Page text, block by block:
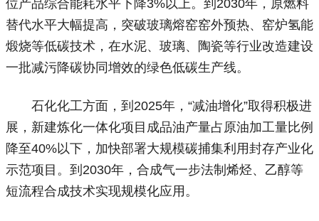
位产品综合能耗水平下降3%以上。到2030年，原燃料
替代水平大幅提高，突破玻璃熔窑窑外预热、窑炉氢能
煅烧等低碳技术，在水泥、玻璃、陶瓷等行业改造建设
一批减污降碳协同增效的绿色低碳生产线。
石化化工方面，到2025年，“减油增化”取得积极进
展，新建炼化一体化项目成品油产量占原油加工量比例
降至40%以下，加快部署大规模碳捕集利用封存产业化
示范项目。到2030年，合成气一步法制烯烃、乙醇等
短流程合成技术实现规模化应用。